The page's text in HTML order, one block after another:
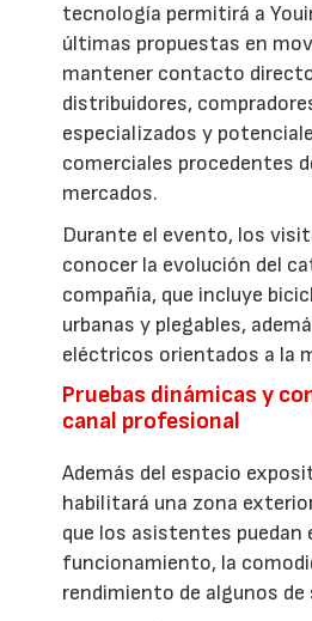
tecnología permitirá a
últimas propuestas en
mantener contacto
distribuidores,
especializados y
comerciales procedentes
mercados.
Durante el evento, los
conocer la evolución del
compañía, que incluye
urbanas y plegables,
eléctricos orientados a la
Pruebas dinámicas y
canal profesional
Además del espacio
habilitará una zona
que los asistentes puedan
funcionamiento, la
rendimiento de algunos de